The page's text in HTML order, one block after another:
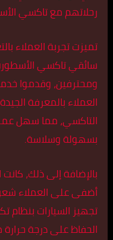
رحلاتهم مع تاكسي
تميزت تجربة العملاء
سائقي تاكسي
ومحترفين، وقدموا
العملاء بالمعرفة
التاكسي، مما سهل
بسهولة وسلاسة.
بالإضافة إلى ذلك،
أضفى على العملاء
تجهيز السيارات
الحفاظ على درجة حرارة